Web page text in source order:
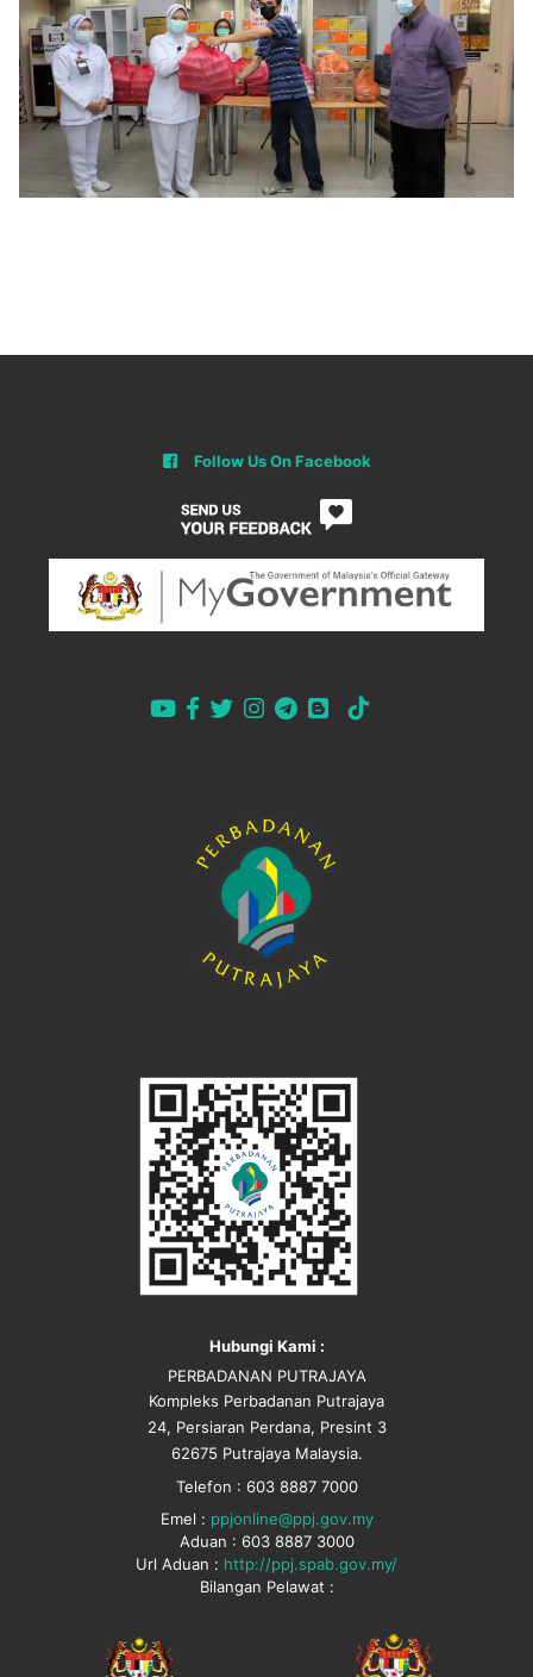
Follow Us On Facebook
Hubungi Kami :
PERBADANAN PUTRAJAYA
Kompleks Perbadanan Putrajaya
24, Persiaran Perdana, Presint 3
62675 Putrajaya Malaysia.
Telefon : 603 8887 7000
Emel : ppjonline@ppj.gov.my
Aduan : 603 8887 3000
Url Aduan : http://ppj.spab.gov.my/
Bilangan Pelawat :